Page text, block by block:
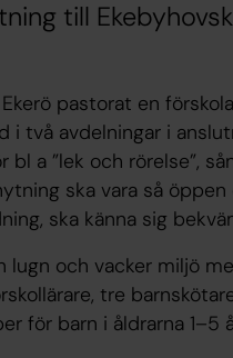
till
Ekerö pastorat en
i två avdelningar i
a ”lek och rörelse”,
ska vara så
ska känna sig
lugn och vacker miljö
tre
för barn i åldrarna 1–5